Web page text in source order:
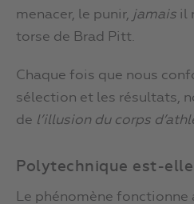
menacer, le punir, jamais il
torse de Brad Pitt.
Chaque fois que nous
sélection et les résultats,
de l’illusion du corps
Polytechnique est-
Le phénomène fonctionne